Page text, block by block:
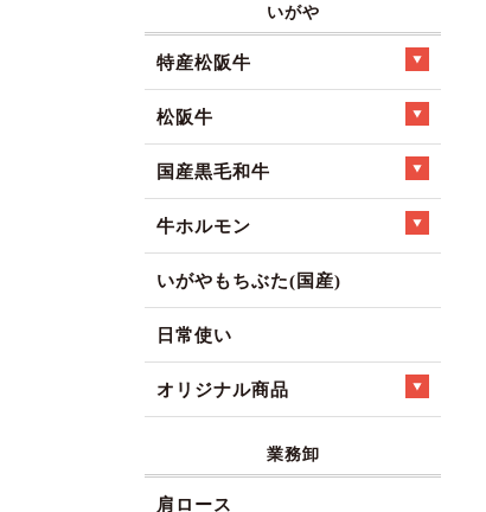
いがや
特産松阪牛
松阪牛
国産黒毛和牛
牛ホルモン
いがやもちぶた(国産)
日常使い
オリジナル商品
業務卸
肩ロース